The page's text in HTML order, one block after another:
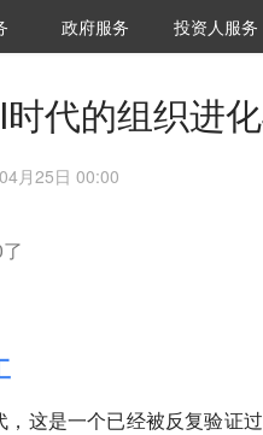
城市之窗
政府服务 VClub投资机构
投资机构职位推
投资人服务
代的组织进
月25日 00:00
这是一个已经被反复验证